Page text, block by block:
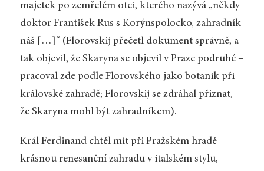
majetek po zemřelém otci, kterého nazývá „někdy
doktor František Rus s Korýnspolocko, zahradník
náš […]“ (Florovskij přečetl dokument správně, a
tak objevil, že Skaryna se objevil v Praze podruhé –
pracoval zde podle Florovského jako botanik při
královské zahradě; Florovskij se zdráhal přiznat,
že Skaryna mohl být zahradníkem).
Král Ferdinand chtěl mít při Pražském hradě
krásnou renesanční zahradu v italském stylu,